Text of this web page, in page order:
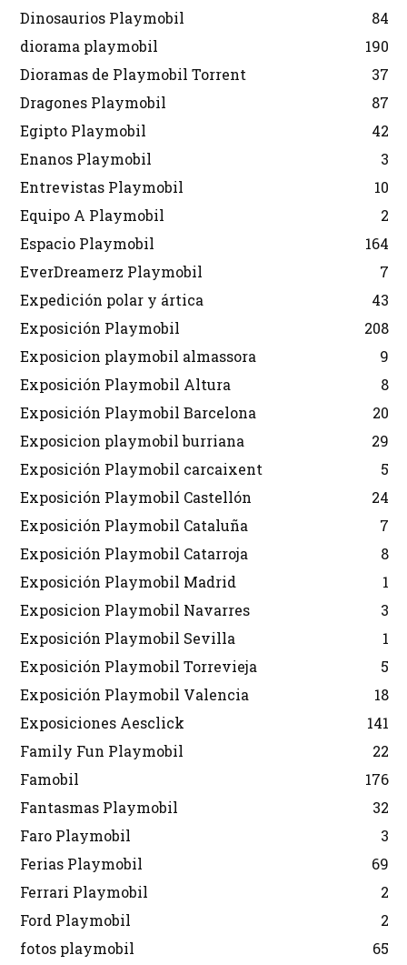
Dinosaurios Playmobil
84
diorama playmobil
190
Dioramas de Playmobil Torrent
37
Dragones Playmobil
87
Egipto Playmobil
42
Enanos Playmobil
3
Entrevistas Playmobil
10
Equipo A Playmobil
2
Espacio Playmobil
164
EverDreamerz Playmobil
7
Expedición polar y ártica
43
Exposición Playmobil
208
Exposicion playmobil almassora
9
Exposición Playmobil Altura
8
Exposición Playmobil Barcelona
20
Exposicion playmobil burriana
29
Exposición Playmobil carcaixent
5
Exposición Playmobil Castellón
24
Exposición Playmobil Cataluña
7
Exposición Playmobil Catarroja
8
Exposición Playmobil Madrid
1
Exposicion Playmobil Navarres
3
Exposición Playmobil Sevilla
1
Exposición Playmobil Torrevieja
5
Exposición Playmobil Valencia
18
Exposiciones Aesclick
141
Family Fun Playmobil
22
Famobil
176
Fantasmas Playmobil
32
Faro Playmobil
3
Ferias Playmobil
69
Ferrari Playmobil
2
Ford Playmobil
2
fotos playmobil
65